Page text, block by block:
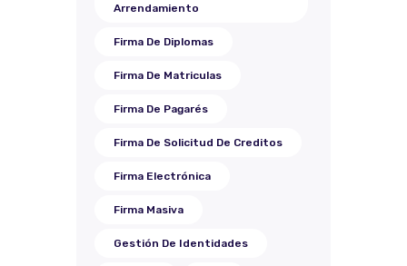
Arrendamiento
Firma De Diplomas
Firma De Matriculas
Firma De Pagarés
Firma De Solicitud De Creditos
Firma Electrónica
Firma Masiva
Gestión De Identidades